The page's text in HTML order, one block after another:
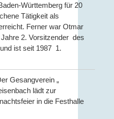
Württemberg für 20
Tätigkeit als
Ferner war Otmar
2. Vorsitzender des
ist seit 1987 1.
Gesangverein „
lädt zur
in die Festhalle